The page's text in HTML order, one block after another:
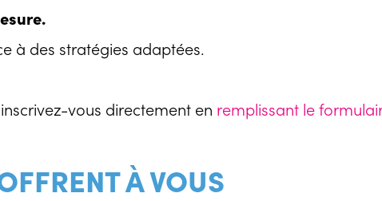
à des stratégies adaptées.
vous directement en remplissant le
À VOUS